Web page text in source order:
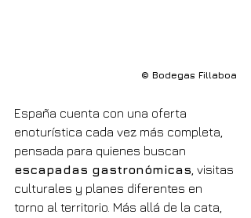
© Bodegas Fillaboa
España cuenta con una oferta
enoturística cada vez más completa,
pensada para quienes buscan
escapadas gastronómicas , visitas
culturales y planes diferentes en
torno al territorio. Más allá de la cata,